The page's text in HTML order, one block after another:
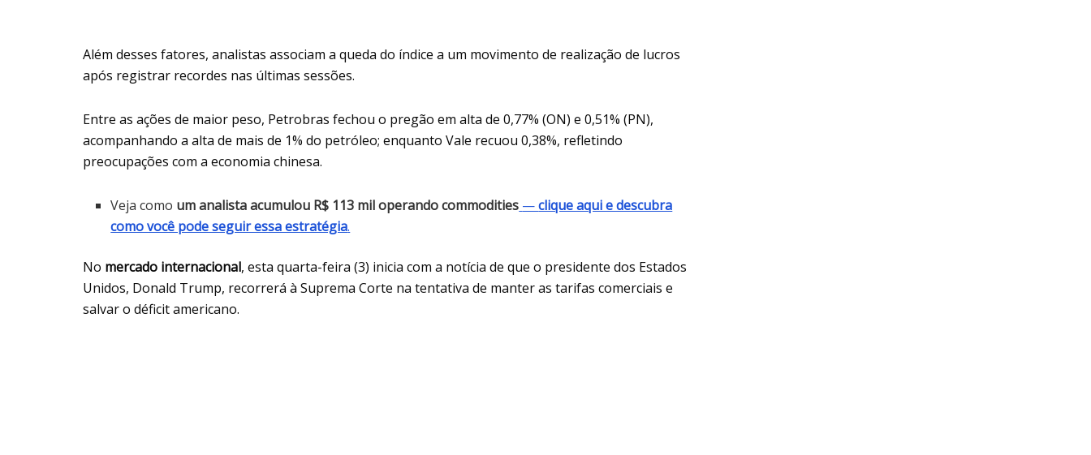
Além desses fatores, analistas associam a queda do índice a um movimento de realização de lucros
após registrar recordes nas últimas sessões.
Entre as ações de maior peso, Petrobras fechou o pregão em alta de 0,77% (ON) e 0,51% (PN),
acompanhando a alta de mais de 1% do petróleo; enquanto Vale recuou 0,38%, refletindo
preocupações com a economia chinesa.
Veja como um analista acumulou R$ 113 mil operando commodities —clique aqui e descubra
como você pode seguir essa estratégia.
No mercado internacional, esta quarta-feira (3) inicia com a notícia de que o presidente dos Estados
Unidos, Donald Trump, recorrerá à Suprema Corte na tentativa de manter as tarifas comerciais e
salvar o déficit americano.